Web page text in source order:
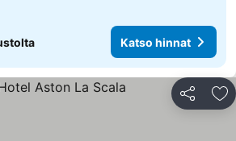
Katso hinnat
Jaa